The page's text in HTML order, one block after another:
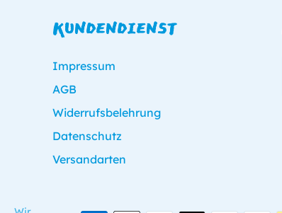
KUNDENDIENST
Impressum
AGB
Widerrufsbelehrung
Datenschutz
Versandarten